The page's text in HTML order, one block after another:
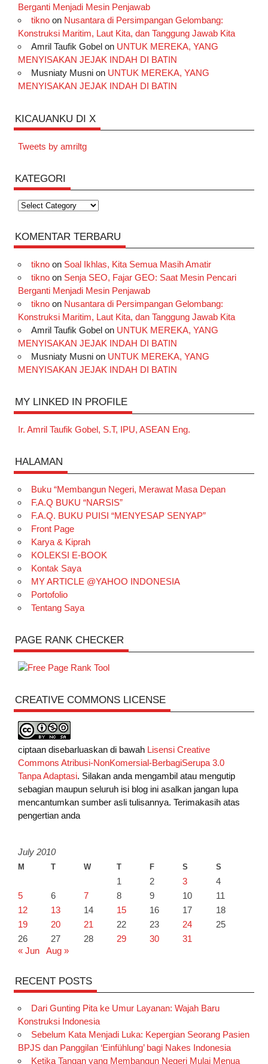
Berganti Menjadi Mesin Penjawab
tiknoon Nusantara di Persimpangan Gelombang:
Konstruksi Maritim, Laut Kita, dan Tanggung Jawab Kita
Amril Taufik Gobel on UNTUK MEREKA, YANG
MENYISAKAN JEJAK INDAH DI BATIN
Musniaty Musnion UNTUK MEREKA, YANG
MENYISAKAN JEJAK INDAH DI BATIN
KICAUANKU DI X
Tweets by amriltg
KATEGORI
Kategori
KOMENTAR TERBARU
tiknoon Soal Ikhlas, Kita Semua Masih Amatir
tiknoon Senja SEO, Fajar GEO: Saat Mesin Pencari
Berganti Menjadi Mesin Penjawab
tiknoon Nusantara di Persimpangan Gelombang:
Konstruksi Maritim, Laut Kita, dan Tanggung Jawab Kita
Amril Taufik Gobelon UNTUK MEREKA, YANG
MENYISAKAN JEJAK INDAH DI BATIN
Musniaty Musnion UNTUK MEREKA, YANG
MENYISAKAN JEJAK INDAH DI BATIN
MY LINKED IN PROFILE
Ir. Amril Taufik Gobel, S.T, IPU, ASEAN Eng.
HALAMAN
Buku “Membangun Negeri, Merawat Masa Depan
F.A.Q BUKU “NARSIS”
F.A.Q. BUKU PUISI “MENYESAP SENYAP”
Front Page
Karya & Kiprah
KOLEKSI E-BOOK
Kontak Saya
MY ARTICLE @YAHOO INDONESIA
Portofolio
Tentang Saya
PAGE RANK CHECKER
CREATIVE COMMONS LICENSE
ciptaan disebarluaskan di bawah Lisensi Creative
Commons Atribusi-NonKomersial-BerbagiSerupa 3.0
Tanpa Adaptasi. Silakan anda mengambil atau mengutip
sebagian maupun seluruh isi blog ini asalkan jangan lupa
mencantumkan sumber asli tulisannya. Terimakasih atas
pengertian anda
July 2010
M T W T F S S
1 2 3
4
5
6 7 8 9 10
11
12
13 14 15 16 17
18
19
20 21 22 23 24
25
26
27 28 29 30
31
« Jun
Aug »
RECENT POSTS
Dari Gunting Pita ke Umur Layanan: Wajah Baru
Konstruksi Indonesia
Sebelum Kata Menjadi Luka: Kepergian Seorang Pasien
BPJS dan Panggilan ‘Einfühlung’ bagi Nakes Indonesia
Ketika Tangan yang Membangun Negeri Mulai Menua